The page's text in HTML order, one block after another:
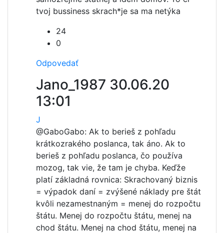
tvoj bussiness skrach*je sa ma netýka
24
0
Odpovedať
Jano_1987 30.06.20
13:01
J
@GaboGabo: Ak to berieš z pohľadu
krátkozrakého poslanca, tak áno. Ak to
berieš z pohľadu poslanca, čo používa
mozog, tak vie, že tam je chyba. Keďže
platí základná rovnica: Skrachovaný biznis
= výpadok daní = zvýšené náklady pre štát
kvôli nezamestnaným = menej do rozpočtu
štátu. Menej do rozpočtu štátu, menej na
chod štátu. Menej na chod štátu, menej na